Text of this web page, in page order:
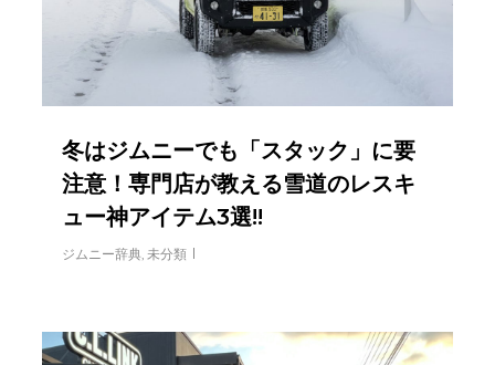
冬はジムニーでも「スタック」に要
注意！専門店が教える雪道のレスキ
ュー神アイテム3選!!
ジムニー辞典 ,未分類